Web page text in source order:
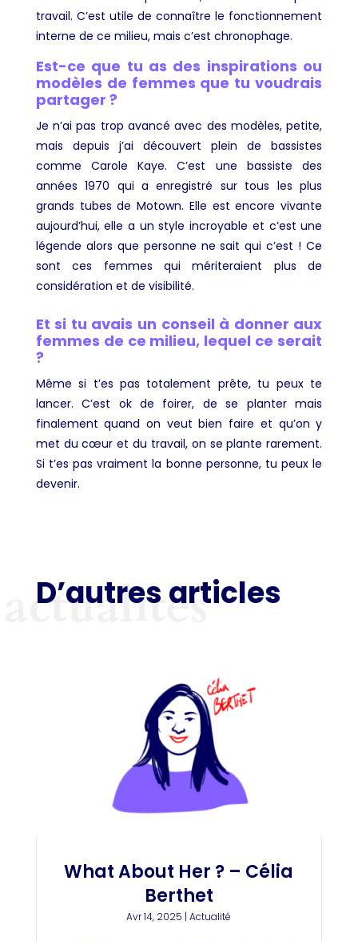
travail. C’est utile de connaître le fonctionnement
interne de ce milieu, mais c’est chronophage.
Est-ce que tu as des inspirations ou
modèles de femmes que tu voudrais
partager ?
Je n’ai pas trop avancé avec des modèles, petite,
mais depuis j’ai découvert plein de bassistes
comme Carole Kaye. C’est une bassiste des
années 1970 qui a enregistré sur tous les plus
grands tubes de Motown. Elle est encore vivante
aujourd’hui, elle a un style incroyable et c’est une
légende alors que personne ne sait qui c’est ! Ce
sont ces femmes qui mériteraient plus de
considération et de visibilité.
Et si tu avais un conseil à donner aux
femmes de ce milieu, lequel ce serait
?
Même si t’es pas totalement prête, tu peux te
lancer. C’est ok de foirer, de se planter mais
finalement quand on veut bien faire et qu’on y
met du cœur et du travail, on se plante rarement.
Si t’es pas vraiment la bonne personne, tu peux le
devenir.
D’autres articles
actualités
What About Her ? – Célia
Berthet
Avr 14, 2025 |Actualité